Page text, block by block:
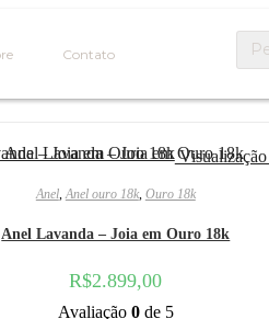
Contato
Visualização
Anel,Anel ouro 18k, Ouro 18k
Anel Lavanda – Joia em Ouro 18k
R$2.899,00
Avaliação 0de 5